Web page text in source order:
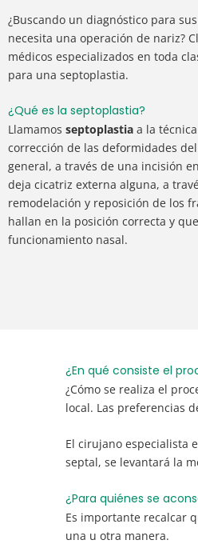
¿Buscando un diagnóstico para
necesita una operación de nariz?
médicos especializados en toda
para una septoplastia.
¿Qué es la septoplastia?
Llamamos septoplastia a la
corrección de las deformidades
general, a través de una incisión
deja cicatriz externa alguna, a
remodelación y reposición de los
hallan en la posición correcta y
funcionamiento nasal.
¿En qué consiste el
¿Cómo se realiza el
local. Las preferencias
El cirujano especialista
septal, se levantará la
¿Para quiénes se
Es importante recalcar
una u otra manera.